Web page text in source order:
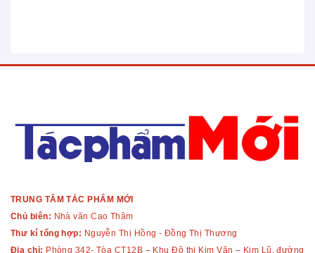
TRUNG TÂM TÁC PHẨM MỚI
Chủ biên: Nhà văn Cao Thâm
Thư kí tổng hợp: Nguyễn Thị Hồng - Đồng Thị Thương
Địa chỉ: Phòng 342- Tòa CT12B – Khu Đô thị Kim Văn – Kim Lũ, đường